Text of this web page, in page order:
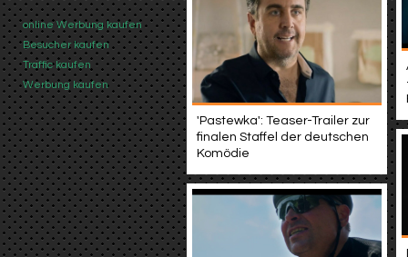
online Werbung kaufen
Besucher kaufen
Traffic kaufen
Werbung kaufen
'Pastewka': Teaser-Trailer zur
finalen Staffel der deutschen
Komödie